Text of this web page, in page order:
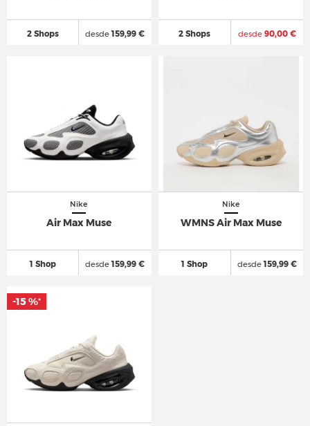
2 Shops desde159,99 € 2 Shops desde90,00 €
Nike
Air Max Muse
1 Shop desde159,99 €
Nike
WMNS Air Max Muse
1 Shop desde159,99 €
-15 %*